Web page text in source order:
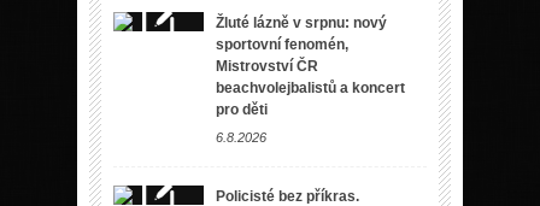
Žluté lázně v srpnu: nový
sportovní fenomén,
Mistrovství ČR
beachvolejbalistů a koncert
pro děti
6.8.2026
Policisté bez příkras.